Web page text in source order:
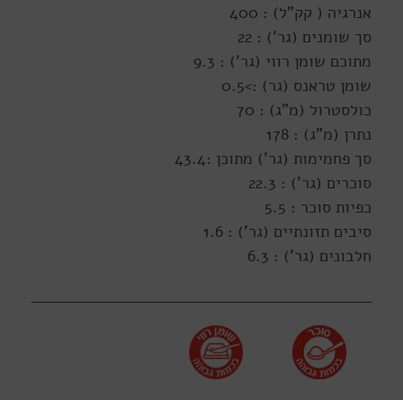
אנרגיה ( קק"ל) : 400
סך שומנים (גר') : 22
מתוכם שומן רווי (גר') : 9.3
שומן טראנס (גר) :>0.5
כולסטרול (מ"ג) : 70
נתרן (מ"ג) : 178
סך פחמימות (גר') מתוכן :43.4
סוכרים (גר') : 22.3
כפיות סוכר : 5.5
סיבים תזונתיים (גר') : 1.6
חלבונים (גר') : 6.3